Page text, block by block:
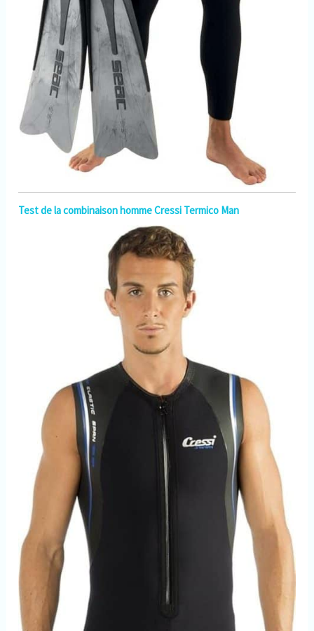
Test de la combinaison homme Cressi Termico Man